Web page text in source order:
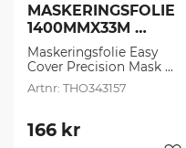
MASKERINGSFOLIE
1400MMX33M
PRECISIO (1 st/frp )
Maskeringsfolie Easy
Cover Precision Mask
Tesa
THO343157
166 kr